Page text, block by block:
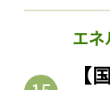
エネ
【